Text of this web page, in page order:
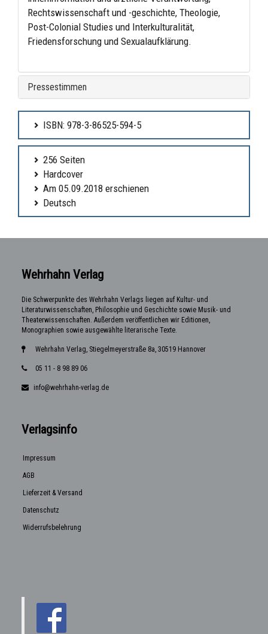
Rechtswissenschaft und -geschichte, Theologie,
Post-Colonial Studies und Interkulturalität,
Friedensforschung und Sexualaufklärung.
Pressestimmen
ISBN: 978-3-86525-594-5
256 Seiten
Hardcover
Am 05.09.2018 erschienen
Deutsch
Wehrhahn Verlag
Die Schwerpunkte des Wehrhahn Verlags liegen auf Kultur- und
Literaturwissenschaften, Philosophie und Geschichte sowie Musik- und
Theaterwissenschaften. Außerdem veröffentlichen wir Editionen,
Monographien sowie ausgewählte literarische Texte.
Wehrhahn Verlag, Stiegelmeyerstraße 8a, 30519 Hannover
05 11 - 8 98 89 06
info@wehrhahn-verlag.de
Verlagsinfo
Impressum
AGB
Lieferzeit & Versand
Datenschutz
Widerrufsbelehrung